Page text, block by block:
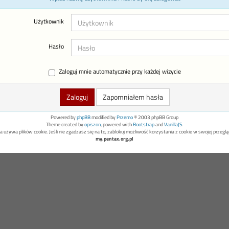
Użytkownik
Hasło
Zaloguj mnie automatycznie przy każdej wizycie
Zapomniałem hasła
Powered byphpBBmodified byPrzemo© 2003 phpBB Group
Theme created byopiszon, powered withBootstrapandVanillaJS.
używa plików cookie. Jeśli nie zgadzasz się na to, zablokuj możliwość korzystania z cookie w swojej
my.pentax.org.pl